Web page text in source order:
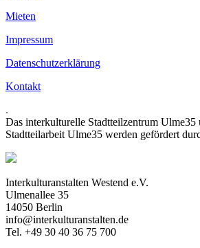
Mieten
Impressum
Datenschutzerklärung
Kontakt
.
Das interkulturelle Stadtteilzentrum
Stadtteilarbeit Ulme35 werden gefördert
Interkulturanstalten Westend e.V.
Ulmenallee 35
14050 Berlin
info@interkulturanstalten.de
Tel. +49 30 40 36 75 700